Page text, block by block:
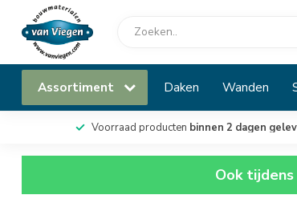
Assortiment Daken Wanden
Voorraad producten binnen 2 dagen
Ook